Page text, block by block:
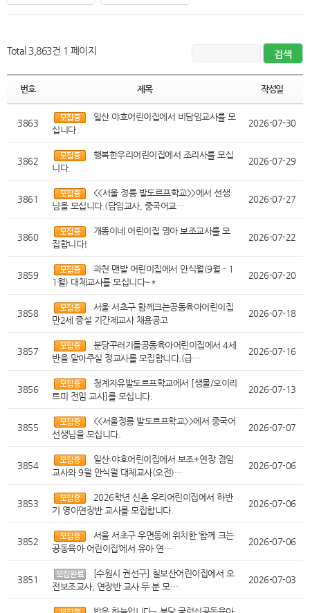
Total 3,863건 1 페이지
번호 제목 작성일
3863
일산 야호어린이집에서 비담임교사를 모
십니다.
2026-07-30
3862
행복한우리어린이집에서 조리사를 모십
니다.
2026-07-29
3861
<<서울 정릉 발도르프학교>>에서 선생
님을 모십니다.(담임교사, 중국어교…
2026-07-27
3860
개똥이네 어린이집 영아 보조교사를 모
집합니다!
2026-07-22
3859
과천 맨발 어린이집에서 안식월(9월 - 1
1월) 대체교사를 모십니다~*
2026-07-20
3858
서울 서초구 함께크는공동육아어린이집
만2세 증설 기간제교사 채용공고
2026-07-18
3857
분당꾸러기들공동육아어린이집에서 4세
반을 맡아주실 정교사를 모집합니다.(급…
2026-07-16
3856
청계자유발도르프학교에서 [생물/오이리
트미 전임 교사]를 모십니다.
2026-07-13
3855
<<서울정릉 발도르프학교>>에서 중국어
선생님을 모십니다.
2026-07-07
3854
일산 야호어린이집에서 보조+연장 겸임
교사와 9월 안식월 대체교사(오전)…
2026-07-06
3853
2026학년 신촌 우리어린이집에서 하반
기 영아연장반 교사를 모집합니다.
2026-07-06
3852
서울 서초구 우면동에 위치한 ‘함께 크는
공동육아 어린이집’에서 유아 연…
2026-07-06
3851
[수원시 권선구] 칠보산어린이집에서 오
전보조교사, 연장반 교사 두 분 모…
2026-07-03